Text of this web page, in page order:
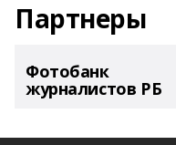
Партнеры
Фотобанк
журналистов РБ